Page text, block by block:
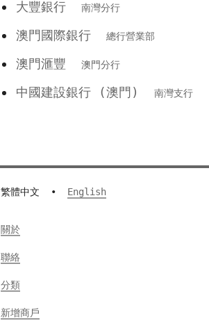
大豐銀行 南灣分行
澳門國際銀行 總行營業部
澳門滙豐 澳門分行
中國建設銀行 (澳門) 南灣支行
繁體中文 • English
關於
聯絡
分類
新增商戶